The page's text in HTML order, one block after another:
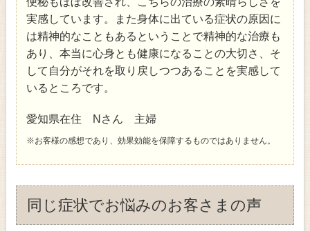
実感しています。また身体に出ている症状の原因に
は精神的なこともあるということで精神的な治療も
あり、本当に心身とも健康になることの大切さ、そ
して自分がそれを取り戻しつつあることを実感して
いるところです。
愛知県在住 Nさん 主婦
※お客様の感想であり、効果効能を保障するものではありません。
同じ症状でお悩みのお客さまの声